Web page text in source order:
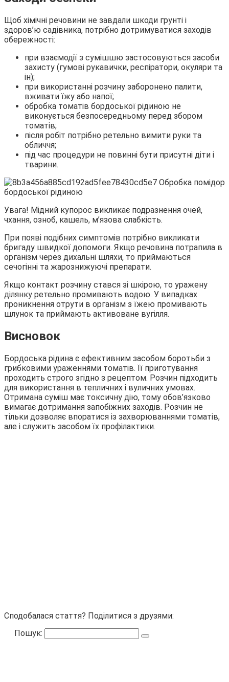
Щоб хімічні речовини не завдали шкоди грунті і
здоров’ю садівника, потрібно дотримуватися заходів
обережності:
при взаємодії з сумішшю застосовуються засоби
захисту (гумові рукавички, респіратори, окуляри та
ін);
при використанні розчину заборонено палити,
вживати їжу або напої;
обробка томатів бордоської рідиною не
виконується безпосередньому перед збором
томатів;
після робіт потрібно ретельно вимити руки та
обличчя;
під час процедури не повинні бути присутні діти і
тварини.
Увага! Мідний купорос викликає подразнення очей,
чхання, озноб, кашель, м’язова слабкість.
При появі подібних симптомів потрібно викликати
бригаду швидкої допомоги. Якщо речовина потрапила в
організм через дихальні шляхи, то приймаються
сечогінні та жарознижуючі препарати.
Якщо контакт розчину стався зі шкірою, то уражену
ділянку ретельно промивають водою. У випадках
проникнення отрути в організм з їжею промивають
шлунок та приймають активоване вугілля.
Висновок
Бордоська рідина є ефективним засобом боротьби з
грибковими ураженнями томатів. Її приготування
проходить строго згідно з рецептом. Розчин підходить
для використання в тепличних і вуличних умовах.
Отримана суміш має токсичну дію, тому обов’язково
вимагає дотримання запобіжних заходів. Розчин не
тільки дозволяє впоратися із захворюваннями томатів,
але і служить засобом їх профілактики.
Сподобалася стаття? Поділитися з друзями:
Пошук: